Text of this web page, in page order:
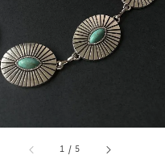
1 /5